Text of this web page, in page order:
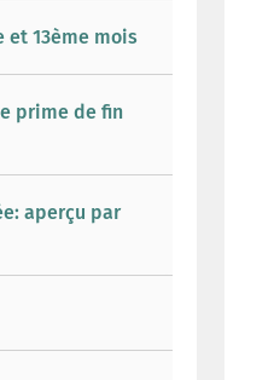
et 13ème mois
prime de fin
aperçu par